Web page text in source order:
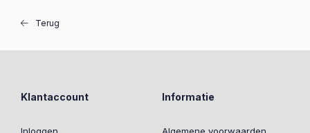
Terug
Klantaccount Informatie